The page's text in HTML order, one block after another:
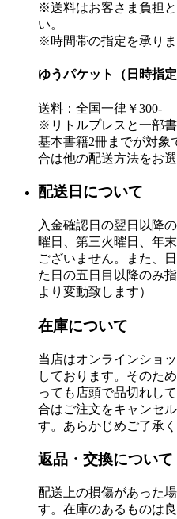
※送料はお客さま負担
い。
※時間帯の指定を承りま
ゆうパケット（日時指定
送料：全国一律￥300-
※リトルプレスと一部書
基本書籍2冊までが対象
合は他の配送方法をお選
配送日について
入金確認日の翌日以降
曜日、第三火曜日、年
ございません。また、
た日の五日目以降のみ
より変動致します）
在庫について
当店はオンラインショ
しております。そのた
っても店頭で品切れし
合はご注文をキャンセ
す。あらかじめご了承く
返品・交換について
配送上の損傷があった
す。在庫のあるものは